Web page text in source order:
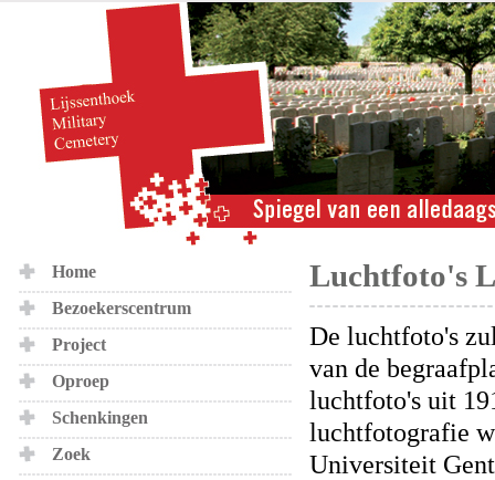
Home
Bezoekerscentrum
Project
Oproep
Schenkingen
Zoek
Luchtfoto's
De luchtfoto's
van de
luchtfoto's uit
luchtfotografie
Universiteit